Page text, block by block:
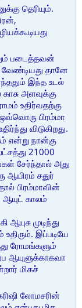
தெரியும்.
படைத்தவன்
வேண்டியது தானே
இந்த உடல்
அளவுக்கு
உதிர்வதற்கு
பிரம்மா
விடுகிறது.
என்று நான்கு
21000
சேர்ந்தால் அது
ஆயிரம் சதுர்
பிரம்மாவின்
ஆயுட் காலம்
முடிந்து
இப்படியே
ரோமங்களும்
ஆயுளுக்காகவா
மிகச்
லோமசரின்